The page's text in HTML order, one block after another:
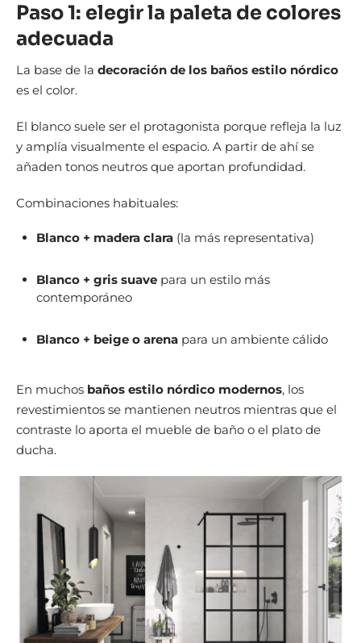
Paso 1: elegir la paleta de colores
adecuada
La base de la decoración de los baños estilo nórdico
es el color.
El blanco suele ser el protagonista porque refleja la luz
y amplía visualmente el espacio. A partir de ahí se
añaden tonos neutros que aportan profundidad.
Combinaciones habituales:
Blanco + madera clara (la más representativa)
Blanco + gris suave para un estilo más
contemporáneo
Blanco + beige o arena para un ambiente cálido
En muchos baños estilo nórdico modernos, los
revestimientos se mantienen neutros mientras que el
contraste lo aporta el mueble de baño o el plato de
ducha.